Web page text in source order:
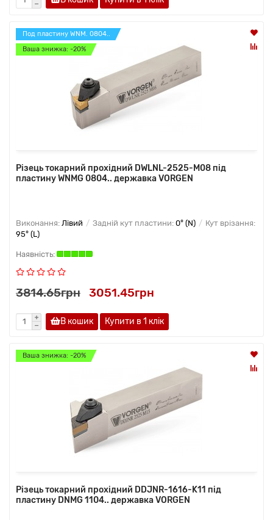
Под пластину WNM. 0804..
Ваша знижка: -20%
Різець токарний прохідний DWLNL-2525-M08 під
пластину WNMG 0804.. державка VORGEN
Виконання: Лівий Задній кут пластини: 0° (N)
Кут врізання:
95° (L)
3814.65грн 3051.45грн
В кошик Купити в 1 клiк
Ваша знижка: -20%
Різець токарний прохідний DDJNR-1616-K11 під
пластину DNMG 1104.. державка VORGEN